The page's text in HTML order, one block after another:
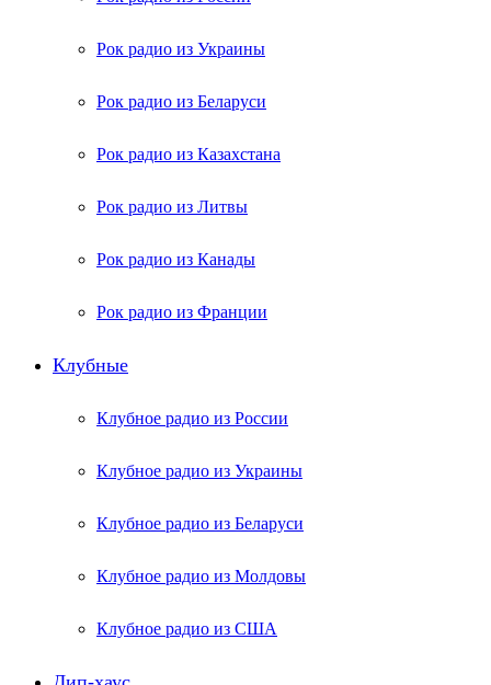
Рок радио из Украины
Рок радио из Беларуси
Рок радио из Казахстана
Рок радио из Литвы
Рок радио из Канады
Рок радио из Франции
Клубные
Клубное радио из России
Клубное радио из Украины
Клубное радио из Беларуси
Клубное радио из Молдовы
Клубное радио из США